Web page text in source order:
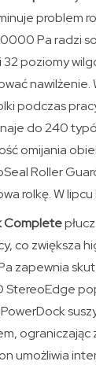
problem
Pa radzi
32 poziomy
nawilżenie.
podczas
do 240
omijania
Roller
rolkę. W lipcu
Complete
co zwiększa
zapewnia
StereoEdge
ograniczając
umożliwia